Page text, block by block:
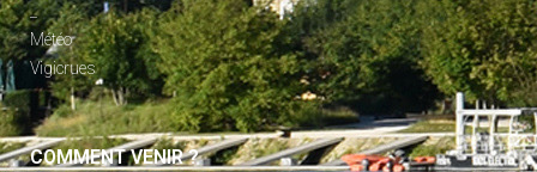
_
Météo
Vigicrues
COMMENT VENIR ?